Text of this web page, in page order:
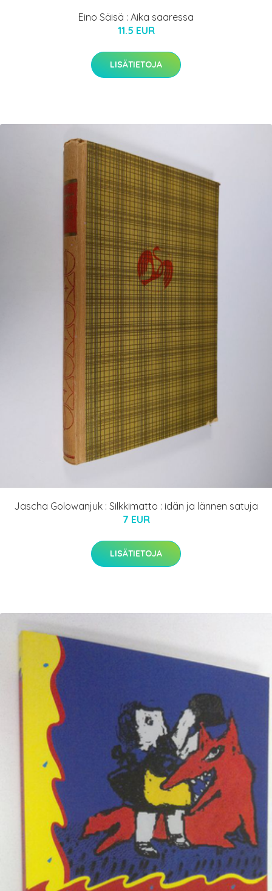
Eino Säisä : Aika saaressa
11.5 EUR
LISÄTIETOJA
Jascha Golowanjuk : Silkkimatto : idän ja lännen satuja
7 EUR
LISÄTIETOJA